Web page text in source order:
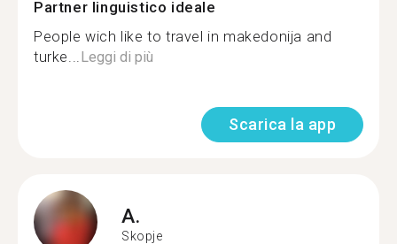
Partner linguistico ideale
People wich like to travel in makedonija and
turke...Leggi di più
Scarica la app
A.
Skopje